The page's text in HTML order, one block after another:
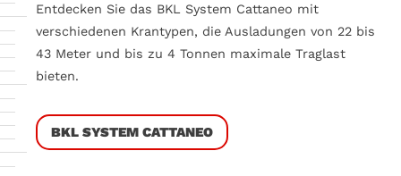
Entdecken Sie das BKL System Cattaneo mit
verschiedenen Krantypen, die Ausladungen von 22 bis
43 Meter und bis zu 4 Tonnen maximale Traglast
bieten.
BKL SYSTEM CATTANEO